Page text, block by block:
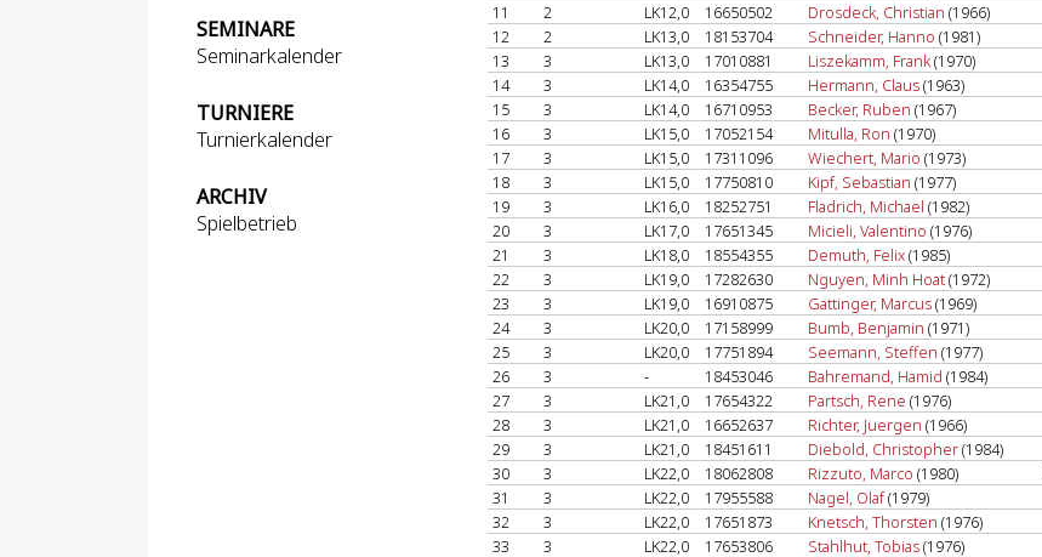
SEMINARE
Seminarkalender
TURNIERE
Turnierkalender
ARCHIV
Spielbetrieb
11
2 LK12,0 16650502 Drosdeck, Christian (1966)
12
2 LK13,0 18153704 Schneider, Hanno (1981)
13
3 LK13,0 17010881 Liszekamm, Frank(1970)
14
3 LK14,0 16354755 Hermann, Claus(1963)
15
3 LK14,0 16710953 Becker, Ruben (1967)
16
3 LK15,0 17052154 Mitulla, Ron (1970)
17
3 LK15,0 17311096 Wiechert, Mario (1973)
18
3 LK15,0 17750810 Kipf, Sebastian (1977)
19
3 LK16,0 18252751 Fladrich, Michael (1982)
20
3 LK17,0 17651345 Micieli, Valentino (1976)
21
3 LK18,0 18554355 Demuth, Felix(1985)
22
3 LK19,0 17282630 Nguyen, Minh Hoat(1972)
23
3 LK19,0 16910875 Gattinger, Marcus(1969)
24
3 LK20,0 17158999 Bumb, Benjamin (1971)
25
3 LK20,0 17751894 Seemann, Steffen (1977)
26
3 - 18453046 Bahremand, Hamid (1984)
27
3 LK21,0 17654322 Partsch, Rene (1976)
28
3 LK21,0 16652637 Richter, Juergen (1966)
29
3 LK21,0 18451611 Diebold, Christopher(1984)
30
3 LK22,0 18062808 Rizzuto, Marco (1980)
31
3 LK22,0 17955588 Nagel, Olaf(1979)
32
3 LK22,0 17651873 Knetsch, Thorsten (1976)
33
3 LK22,0 17653806 Stahlhut, Tobias(1976)